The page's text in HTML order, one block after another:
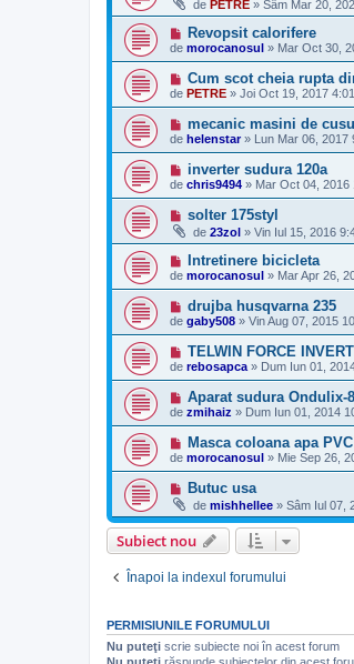
de PETRE » Sâm Mar 20,
Revopsit calorifere
de morocanosul » Mar Oct 30,
Cum scot cheia rupta
de PETRE » Joi Oct 19, 2017
mecanic masini de
de helenstar» Lun Mar 06, 2017
inverter sudura 120a
de chris9494 » Mar Oct 04, 2016
solter 175styl
de 23zol » Vin Iul 15, 2016
Intretinere bicicleta
de morocanosul » Mar Apr 26,
drujba husqvarna 235
de gaby508 » Vin Aug 07, 2015
TELWIN FORCE
de rebosapca » Dum Iun 01,
Aparat sudura Ondulix-
de zmihaiz » Dum Iun 01, 2014
Masca coloana apa PVC
de morocanosul » Mie Sep 26,
Butuc usa
de mishhellee » Sâm Iul 07,
Subiect nou
Înapoi la indexul forumului
PERMISIUNILE FORUMULUI
Nu puteţi scrie subiecte noi în acest forum
Nu puteţi răspunde subiectelor din acest